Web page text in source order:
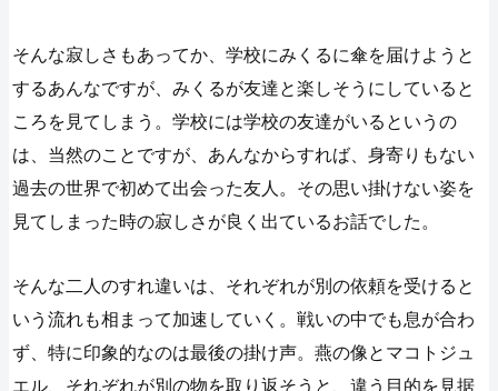
そんな寂しさもあってか、学校にみくるに傘を届けようと
するあんなですが、みくるが友達と楽しそうにしていると
ころを見てしまう。学校には学校の友達がいるというの
は、当然のことですが、あんなからすれば、身寄りもない
過去の世界で初めて出会った友人。その思い掛けない姿を
見てしまった時の寂しさが良く出ているお話でした。
そんな二人のすれ違いは、それぞれが別の依頼を受けると
いう流れも相まって加速していく。戦いの中でも息が合わ
ず、特に印象的なのは最後の掛け声。燕の像とマコトジュ
エル、それぞれが別の物を取り返そうと、違う目的を見据